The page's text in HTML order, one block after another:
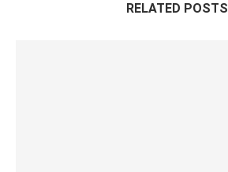
RELATED POSTS